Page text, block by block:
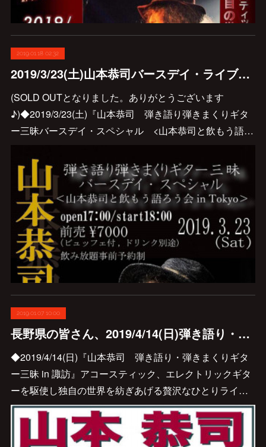
2019.01.18 02:32
2019/3/23(土)山本恭司バースデイ・ライブのお知らせです♪
(SOLD OUTとなりました。ありがとうございます
♪)◆2019/3/23(土)『山本恭司 弾き語り弾きまくりギタ
ー三昧バースデイ・スペシャル <山本恭司と飲もう語…
2019.01.07 10:00
長野県の皆さん、2019/4/14(日)弾き語り・弾きまくり@諏訪 決定しました♪
◆2019/4/14(日)『山本恭司 弾き語り・弾きまくりギタ
ー三昧 in 諏訪』アコースティック、エレクトリックギタ
ーを駆使し独自の世界を紡ぎあげる贅沢なひとりライ…